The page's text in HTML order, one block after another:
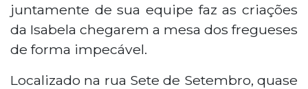
juntamente de sua equipe faz as criações
da Isabela chegarem a mesa dos fregueses
de forma impecável.
Localizado na rua Sete de Setembro, quase